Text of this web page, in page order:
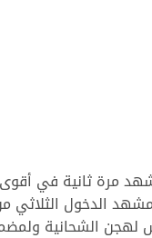
مرة ثانية في
مشهد الدخول
لهجن الشحانية